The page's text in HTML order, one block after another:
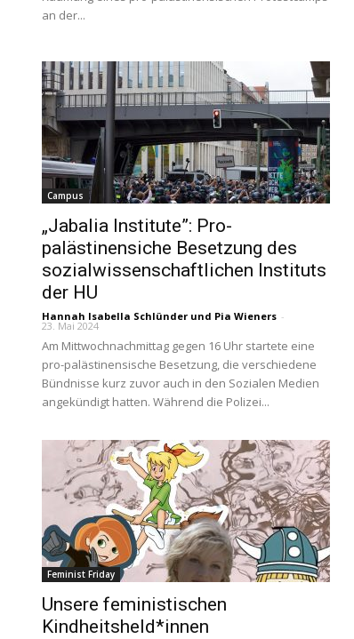
an der...
Campus
„Jabalia Institute”: Pro-
palästinensiche Besetzung des
sozialwissenschaftlichen Instituts
der HU
Hannah Isabella Schlünder und Pia Wieners -
23. Mai 2024
Am Mittwochnachmittag gegen 16 Uhr startete eine
pro-palästinensische Besetzung, die verschiedene
Bündnisse kurz zuvor auch in den Sozialen Medien
angekündigt hatten. Während die Polizei...
Feminist Friday
Unsere feministischen
Kindheitsheld*innen